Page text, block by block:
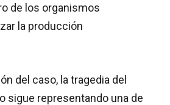
de los organismos
la producción
del caso, la tragedia del
sigue representando una de